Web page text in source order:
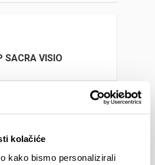
kolačiće
kako bismo personalizirali
SACRA VISIO
DECREE GAME